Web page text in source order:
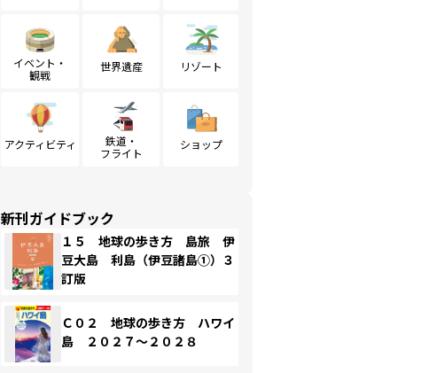
イベント・
観戦
世界遺産 リゾート
アクティビティ
鉄道・
フライト
ショップ
新刊ガイドブック
１５ 地球の歩き方 島旅 伊
豆大島 利島（伊豆諸島①）３
訂版
Ｃ０２ 地球の歩き方 ハワイ
島 ２０２７～２０２８